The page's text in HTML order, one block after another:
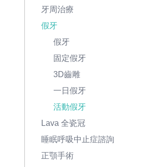
牙周治療
假牙
假牙
固定假牙
3D齒雕
一日假牙
活動假牙
Lava 全瓷冠
睡眠呼吸中止症諮詢
正顎手術